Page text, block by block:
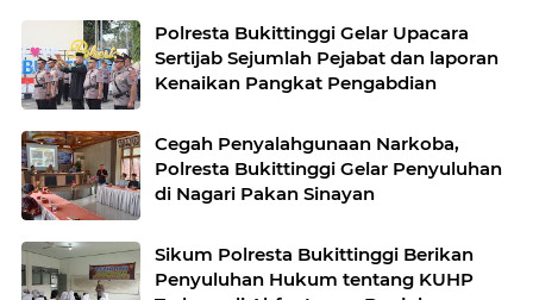
Polresta Bukittinggi Gelar Upacara
Sertijab Sejumlah Pejabat dan laporan
Kenaikan Pangkat Pengabdian
Cegah Penyalahgunaan Narkoba,
Polresta Bukittinggi Gelar Penyuluhan
di Nagari Pakan Sinayan
Sikum Polresta Bukittinggi Berikan
Penyuluhan Hukum tentang KUHP